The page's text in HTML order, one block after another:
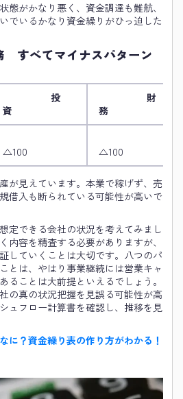
態がかなり悪く、資金調達も難航、
でいるかなり資金繰りがひっ迫した
すべてマイナスパターン
投
資
財
務
△100 △100
が見えています。本業で稼げず、売
借入も断られている可能性が高いで
定できる会社の状況を考えてみまし
内容を精査する必要がありますが、
していくことは大切です。八つのパ
とは、やはり事業継続には営業キャ
ることは大前提といえるでしょう。
の真の状況把握を見誤る可能性が高
ュフロー計算書を確認し、推移を見
に？資金繰り表の作り方がわかる！